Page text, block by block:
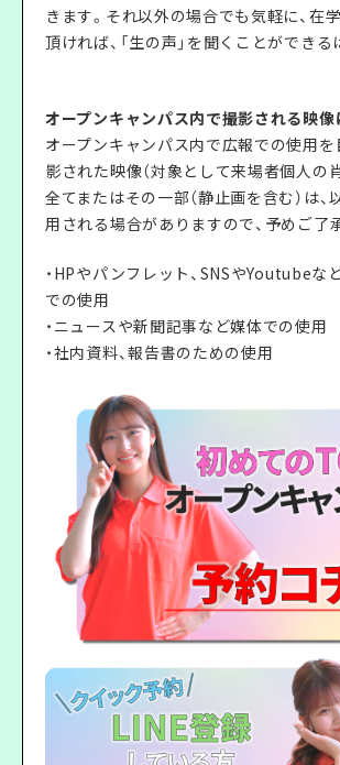
きます。それ以外の場合でも気軽に、在
頂ければ、「生の声」を聞くことができる
オープンキャンパス内で撮影される映像
オープンキャンパス内で広報での使用を
影された映像（対象として来場者個人の
全てまたはその一部（静止画を含む）は
用される場合がありますので、予めご了
・HPやパンフレット、SNSやYoutubeな
での使用
・ニュースや新聞記事など媒体での使用
・社内資料、報告書のための使用